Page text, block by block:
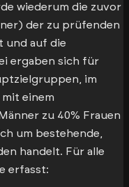
wiederum die zuvor
der zu prüfenden
und auf die
ergaben sich für
im
einem
zu 40% Frauen
um bestehende,
handelt. Für alle
erfasst: